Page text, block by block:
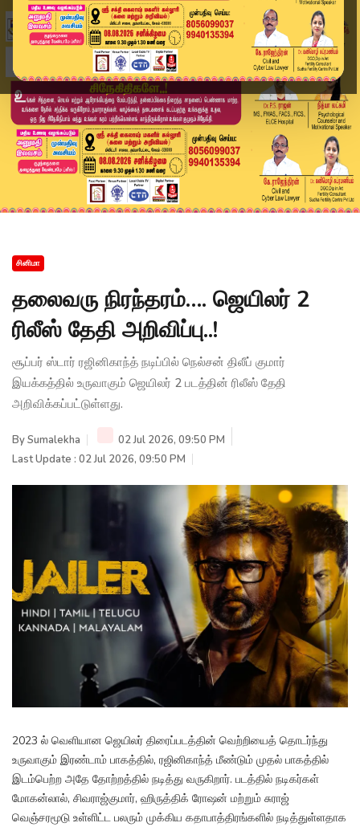
சினிமா
தலைவரு நிரந்தரம்…. ஜெயிலர் 2
ரிலீஸ் தேதி அறிவிப்பு..!
சூப்பர் ஸ்டார் ரஜினிகாந்த் நடிப்பில் நெல்சன் திலீப் குமார்
இயக்கத்தில் உருவாகும் ஜெயிலர் 2 படத்தின் ரிலீஸ் தேதி
அறிவிக்கப்பட்டுள்ளது.
BySumalekha
02 Jul 2026, 09:50 PM
Last Update : 02 Jul 2026, 09:50 PM
2023 ல் வெளியான ஜெயிலர் திரைப்படத்தின் வெற்றியைத் தொடர்ந்து
உருவாகும் இரண்டாம் பாகத்தில், ரஜினிகாந்த் மீண்டும் முதல் பாகத்தில்
இடம்பெற்ற அதே தோற்றத்தில் நடித்து வருகிறார். படத்தில் நடிகர்கள்
மோகன்லால், சிவராஜ்குமார், ஹிருத்திக் ரோஷன் மற்றும் சுராஜ்
வெஞ்சரமூடு உள்ளிட்ட பலரும் முக்கிய கதாபாத்திரங்களில் நடித்துள்ளதாக